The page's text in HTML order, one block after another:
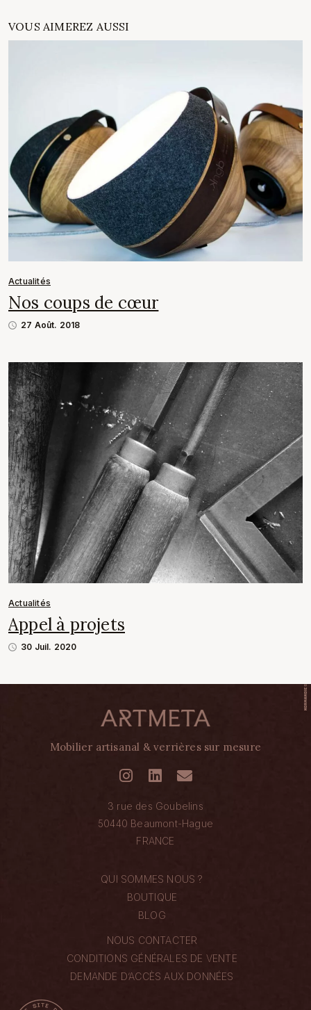
VOUS AIMEREZ AUSSI
Actualités
Nos coups de cœur
27 Août. 2018
Actualités
Appel à projets
30 Juil. 2020
Mobilier artisanal & verrières sur mesure
3 rue des Goubelins
50440 Beaumont-Hague
FRANCE
QUI SOMMES NOUS ?
BOUTIQUE
BLOG
NOUS CONTACTER
CONDITIONS GÉNÉRALES DE VENTE
DEMANDE D’ACCÈS AUX DONNÉES